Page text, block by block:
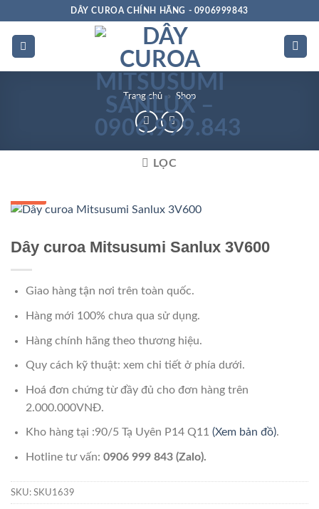
dung
DÂY CUROA CHÍNH HÃNG - 0906999843
Trang chủ » Shop
LỌC
Dây curoa Mitsusumi Sanlux 3V600
Giao hàng tận nơi trên toàn quốc.
Hàng mới 100% chưa qua sử dụng.
Hàng chính hãng theo thương hiệu.
Quy cách kỹ thuật: xem chi tiết ở phía dưới.
Hoá đơn chứng từ đầy đủ cho đơn hàng trên
2.000.000VNĐ.
Kho hàng tại :90/5 Tạ Uyên P14 Q11 (Xem bản đồ).
Hotline tư vấn: 0906 999 843 (Zalo).
SKU: SKU1639